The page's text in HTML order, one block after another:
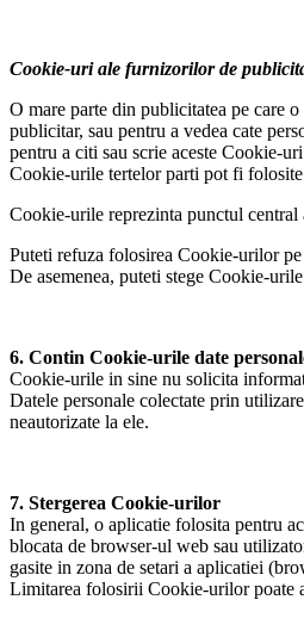
Cookie-uri ale furnizorilor de
O mare parte din publicitatea pe care
publicitar, sau pentru a vedea cate
pentru a citi sau scrie aceste Cookie-
Cookie-urile tertelor parti pot fi folosite
Cookie-urile reprezinta punctul central
Puteti refuza folosirea Cookie-urilor
De asemenea, puteti stege Cookie-
6. Contin Cookie-urile date
Cookie-urile in sine nu solicita
Datele personale colectate prin
neautorizate la ele.
7. Stergerea Cookie-urilor
In general, o aplicatie folosita pentru
blocata de browser-ul web sau
gasite in zona de setari a aplicatiei
Limitarea folosirii Cookie-urilor poate